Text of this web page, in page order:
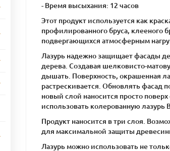
- Время высыхания: 12 часов
Этот продукт используется как
профилированного бруса, клееного
подвергающихся атмосферным
Лазурь надежно защищает фасады
дерева. Создавая шелковисто-
дышать. Поверхность, окрашенная
растрескивается. Обновлять фасад
новый слой наносится просто
использовать колерованную лазурь
Продукт наносится в три слоя.
для максимальной защиты
Лазурь можно использовать не